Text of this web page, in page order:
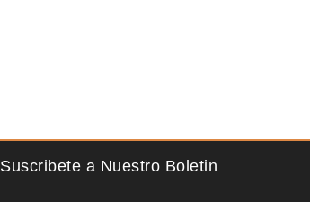
Suscribete a Nuestro Boletin